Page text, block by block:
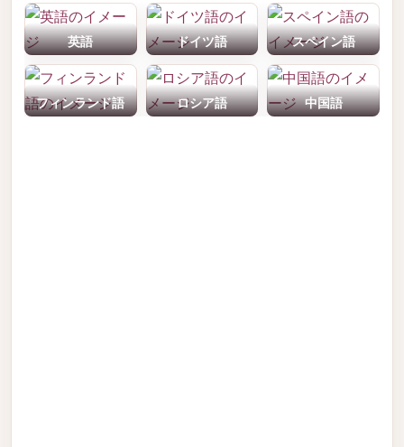
英語 ドイツ語 スペイン語
フィンランド語 ロシア語 中国語